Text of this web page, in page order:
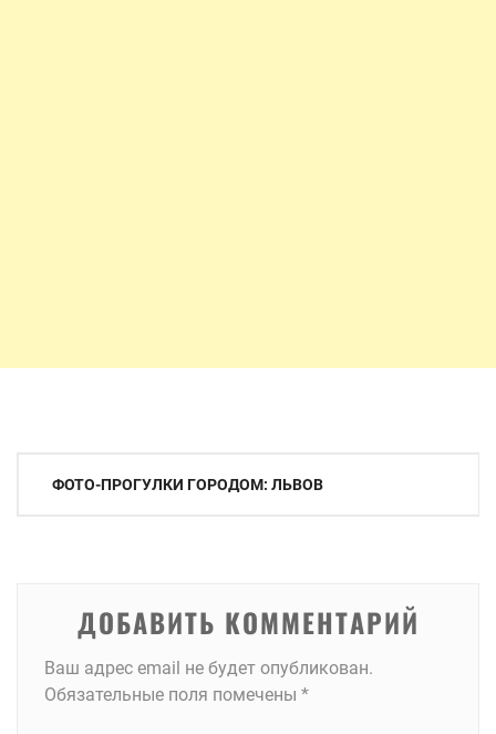
Навигация
ФОТО-ПРОГУЛКИ ГОРОДОМ: ЛЬВОВ
ДОБАВИТЬ КОММЕНТАРИЙ
Ваш адрес email не будет опубликован.
Обязательные поля помечены *